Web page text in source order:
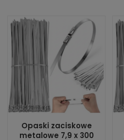
Opaski zaciskowe
metalowe 7,9 x 300